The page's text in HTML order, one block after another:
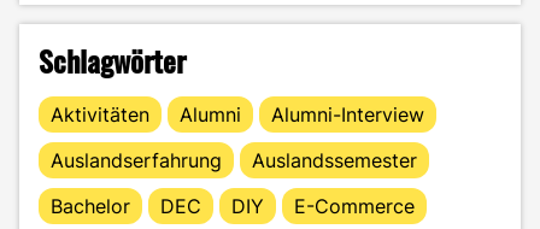
Schlagwörter
Aktivitäten Alumni
Alumni-Interview
Auslandserfahrung
Auslandssemester
Bachelor
DEC DIY
E-Commerce